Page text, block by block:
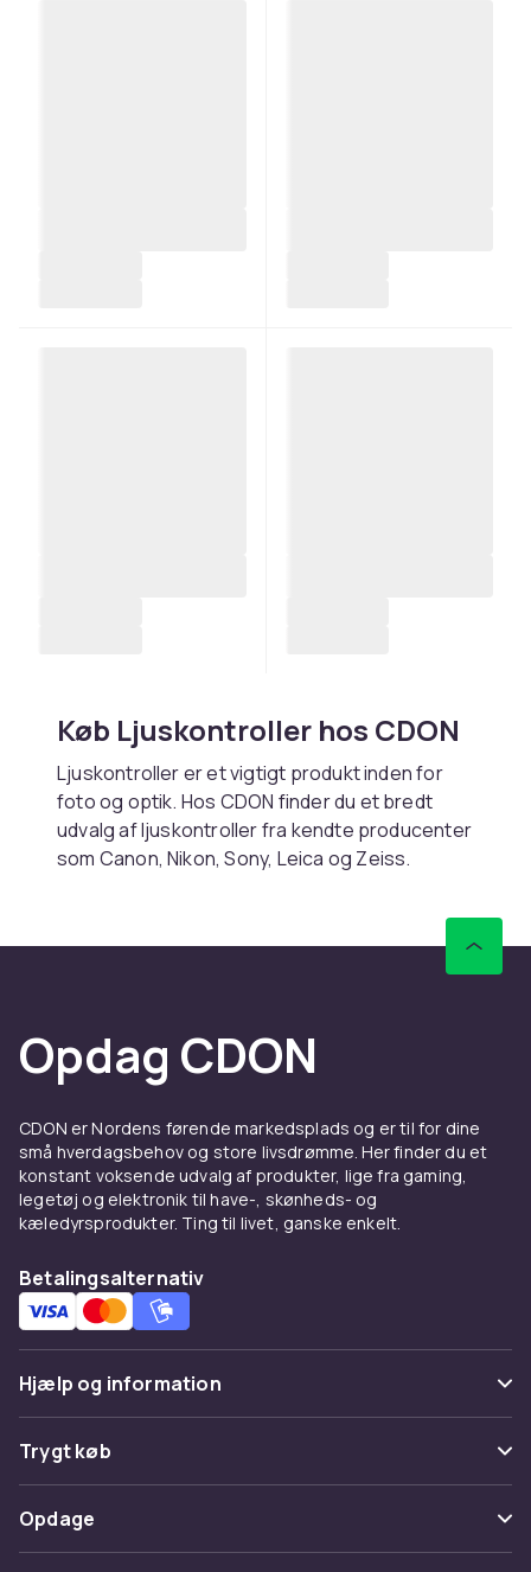
Køb Ljuskontroller hos CDON
Ljuskontroller er et vigtigt produkt inden for
foto og optik. Hos CDON finder du et bredt
udvalg af ljuskontroller fra kendte producenter
som Canon, Nikon, Sony, Leica og Zeiss.
produkt til dig.
og dine fotobehov. Læs
produktbeskrivelserne grundigt og
konkurrencedygtige priser og hurtig levering
til hele Norden.
Udforsk hele foto & optik sortimentet hos
CDON.
og optik. Hos CDON finder du ljuskontroller fra
kendte mærker til konkurrencedygtige priser.
og handl trygt online med hurtig levering og
nem returnering.
dækker alle behov – fra begyndervenlige
modeller til avanceret professionelt udstyr.
God kvalitet og pålidelighed er altid garanteret
hos CDON.
Opdag CDON
CDON er Nordens førende markedsplads og er til for dine
små hverdagsbehov og store livsdrømme. Her finder du et
konstant voksende udvalg af produkter, lige fra gaming,
legetøj og elektronik til have-, skønheds- og
kæledyrsprodukter. Ting til livet, ganske enkelt.
Betalingsalternativ
Hjælp og information
Ofte stillede spørgsmål
Spor pakke
Fortryd & returner her
Trygt køb
Betaling
Levering
Opdage